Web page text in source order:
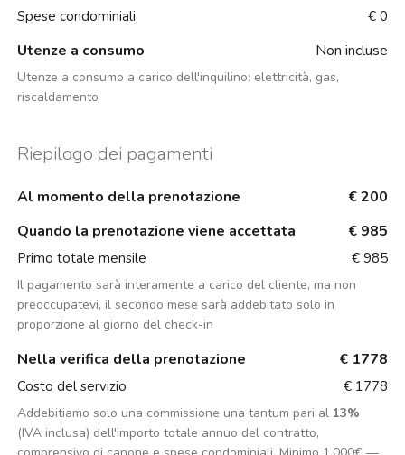
Spese condominiali
€ 0
Utenze a consumo Non incluse
Utenze a consumo a carico dell'inquilino: elettricità, gas,
riscaldamento
Riepilogo dei pagamenti
Al momento della prenotazione
€ 200
Quando la prenotazione viene accettata
€ 985
Primo totale mensile € 985
Il pagamento sarà interamente a carico del cliente, ma non
preoccupatevi, il secondo mese sarà addebitato solo in
proporzione al giorno del check-in
Nella verifica della prenotazione € 1778
Costo del servizio € 1778
Addebitiamo solo una commissione una tantum pari al 13%
(IVA inclusa) dell'importo totale annuo del contratto,